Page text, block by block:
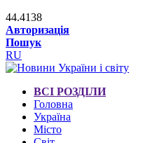
44.4138
Авторизація
Пошук
RU
ВСІ РОЗДІЛИ
Головна
Україна
Місто